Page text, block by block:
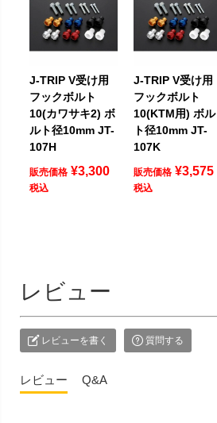
J-TRIP V受け用
フックボルト
10(カワサキ2) ボ
ルト径10mm JT-
107H
販売価格 ¥3,300
税込
J-TRIP V受け用
フックボルト
10(KTM用) ボル
ト径10mm JT-
107K
販売価格 ¥3,575
税込
レビュー
レビューを書く 質問する
レビュー Q&A